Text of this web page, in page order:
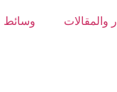
والمقالات وسائط